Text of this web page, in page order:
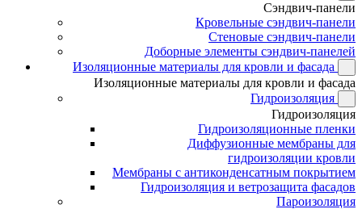
Сэндвич-панели
Кровельные сэндвич-панели
Стеновые сэндвич-панели
Доборные элементы сэндвич-панелей
Изоляционные материалы для кровли и фасада
Изоляционные материалы для кровли и фасада
Гидроизоляция
Гидроизоляция
Гидроизоляционные пленки
Диффузионные мембраны для
гидроизоляции кровли
Мембраны с антиконденсатным покрытием
Гидроизоляция и ветрозащита фасадов
Пароизоляция